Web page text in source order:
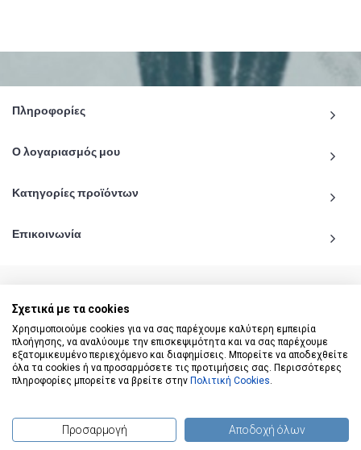
Πληροφορίες
Ο λογαριασμός μου
Κατηγορίες προϊόντων
Επικοινωνία
© 2020 - 2026 katiginetai.gr All Rights Reserved.
Σχετικά με τα cookies
Χρησιμοποιούμε cookies για να σας παρέχουμε καλύτερη εμπειρία
πλοήγησης, να αναλύουμε την επισκεψιμότητα και να σας παρέχουμε
εξατομικευμένο περιεχόμενο και διαφημίσεις. Μπορείτε να αποδεχθείτε
όλα τα cookies ή να προσαρμόσετε τις προτιμήσεις σας. Περισσότερες
πληροφορίες μπορείτε να βρείτε στην Πολιτική Cookies.
Προσαρμογή Αποδοχή όλων
(0) προϊόντα